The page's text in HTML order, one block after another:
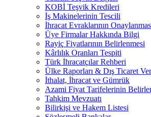
KOBİ Teşvik Kredileri
İş Makinelerinin Tescili
İhracat Evraklarının
Üye Firmalar Hakkında Bilgi
Rayiç Fiyatlarının Belirlenmesi
Kârlılık Oranları Tespiti
Türk İhracatçılar Rehberi
Ülke Raporları & Dış Ticaret
İthalat, İhracat ve Gümrük
Azami Fiyat Tarifelerinin
Tahkim Mevzuatı
Bilirkişi ve Hakem Listesi